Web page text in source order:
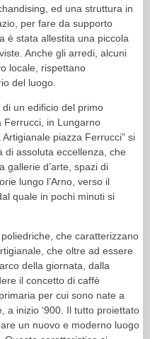
ed una struttura in
per fare da supporto
è stata allestita una piccola
Anche gli arredi, alcuni
locale, rispettano
del luogo.
di un edificio del primo
Ferrucci, in Lungarno
piazza Ferrucci” si
di assoluta eccellenza, che
gallerie d’arte, spazi di
lungo l’Arno, verso il
quale in pochi minuti si
che caratterizzano
che oltre ad essere
della giornata, dalla
il concetto di caffè
per cui sono nate a
a inizio ‘900. Il tutto proiettato
un nuovo e moderno luogo